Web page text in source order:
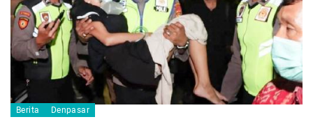
Berita Denpasar